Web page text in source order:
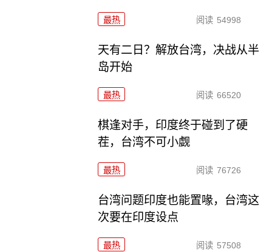
最热 阅读 54998
天有二日？解放台湾，决战从半
岛开始
最热 阅读 66520
棋逢对手，印度终于碰到了硬
茬，台湾不可小觑
最热 阅读 76726
台湾问题印度也能置喙，台湾这
次要在印度设点
最热 阅读 57508